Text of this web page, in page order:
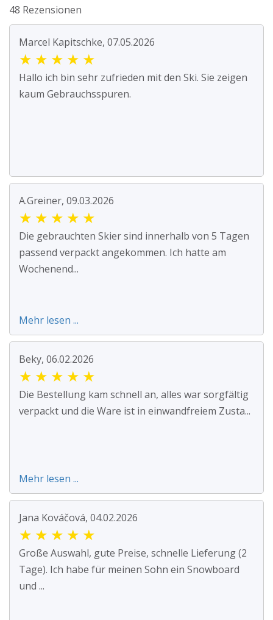
48 Rezensionen
Marcel Kapitschke, 07.05.2026
★ ★ ★ ★ ★
Hallo ich bin sehr zufrieden mit den Ski. Sie zeigen
kaum Gebrauchsspuren.
A.Greiner, 09.03.2026
★ ★ ★ ★ ★
Die gebrauchten Skier sind innerhalb von 5 Tagen
passend verpackt angekommen. Ich hatte am
Wochenend...
Mehr lesen ...
Beky, 06.02.2026
★ ★ ★ ★ ★
Die Bestellung kam schnell an, alles war sorgfältig
verpackt und die Ware ist in einwandfreiem Zusta...
Mehr lesen ...
Jana Kováčová, 04.02.2026
★ ★ ★ ★ ★
Große Auswahl, gute Preise, schnelle Lieferung (2
Tage). Ich habe für meinen Sohn ein Snowboard
und ...